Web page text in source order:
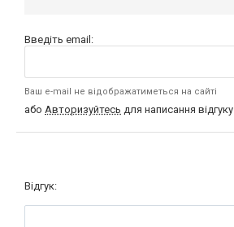
Введіть email:
Ваш e-mail не відображатиметься на сайті
або Авторизуйтесь для написання відгуку
Відгук: